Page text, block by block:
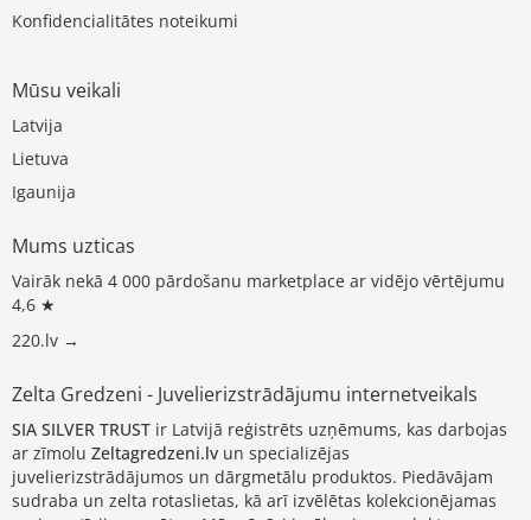
Konfidencialitātes noteikumi
Mūsu veikali
Latvija
Lietuva
Igaunija
Mums uzticas
Vairāk nekā 4 000 pārdošanu marketplace ar vidējo vērtējumu
4,6 ★
220.lv →
Zelta Gredzeni - Juvelierizstrādājumu internetveikals
SIA SILVER TRUST ir Latvijā reģistrēts uzņēmums, kas darbojas
ar zīmolu Zeltagredzeni.lv un specializējas
juvelierizstrādājumos un dārgmetālu produktos. Piedāvājam
sudraba un zelta rotaslietas, kā arī izvēlētas kolekcionējamas